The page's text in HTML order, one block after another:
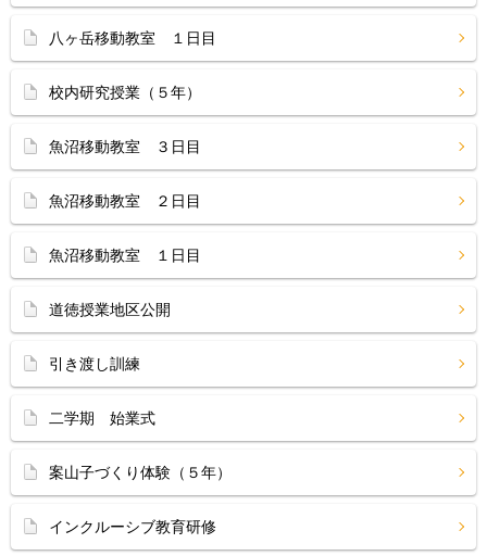
八ヶ岳移動教室 １日目
校内研究授業（５年）
魚沼移動教室 ３日目
魚沼移動教室 ２日目
魚沼移動教室 １日目
道徳授業地区公開
引き渡し訓練
二学期 始業式
案山子づくり体験（５年）
インクルーシブ教育研修